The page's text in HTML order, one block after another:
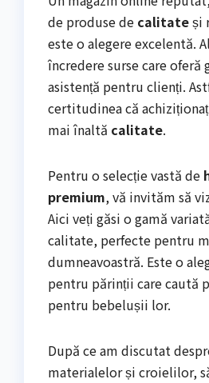
de produse de calitateși
este o alegere excelentă.
încredere surse care oferă
asistență pentru clienți.
certitudinea că
mai înaltă calitate.
Pentru o selecție vastă de
premium, vă invităm să
Aici veți găsi o gamă
calitate, perfecte pentru
dumneavoastră. Este o
pentru părinții care caută
pentru bebelușii lor.
După ce am discutat
materialelor și croielilor,